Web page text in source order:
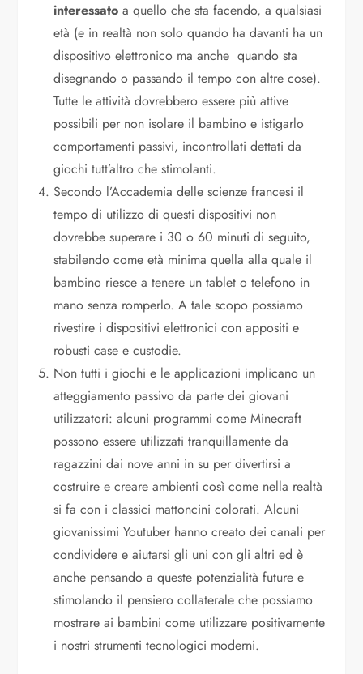
interessato a quello che sta facendo, a qualsiasi
età (e in realtà non solo quando ha davanti ha un
dispositivo elettronico ma anche quando sta
disegnando o passando il tempo con altre cose).
Tutte le attività dovrebbero essere più attive
possibili per non isolare il bambino e istigarlo
comportamenti passivi, incontrollati dettati da
giochi tutt’altro che stimolanti.
Secondo l’Accademia delle scienze francesi il
tempo di utilizzo di questi dispositivi non
dovrebbe superare i 30 o 60 minuti di seguito,
stabilendo come età minima quella alla quale il
bambino riesce a tenere un tablet o telefono in
mano senza romperlo. A tale scopo possiamo
rivestire i dispositivi elettronici con appositi e
robusti case e custodie.
Non tutti i giochi e le applicazioni implicano un
atteggiamento passivo da parte dei giovani
utilizzatori: alcuni programmi come Minecraft
possono essere utilizzati tranquillamente da
ragazzini dai nove anni in su per divertirsi a
costruire e creare ambienti così come nella realtà
si fa con i classici mattoncini colorati. Alcuni
giovanissimi Youtuber hanno creato dei canali per
condividere e aiutarsi gli uni con gli altri ed è
anche pensando a queste potenzialità future e
stimolando il pensiero collaterale che possiamo
mostrare ai bambini come utilizzare positivamente
i nostri strumenti tecnologici moderni.